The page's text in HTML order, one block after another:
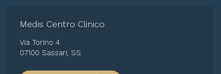
Medis Centro Clinico
Via Torino 4
07100 Sassari, SS